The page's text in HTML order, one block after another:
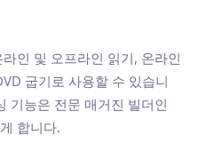
인 및 오프라인 읽기, 온라인
굽기로 사용할 수 있습니
기능은 전문 매거진 빌더인
합니다.